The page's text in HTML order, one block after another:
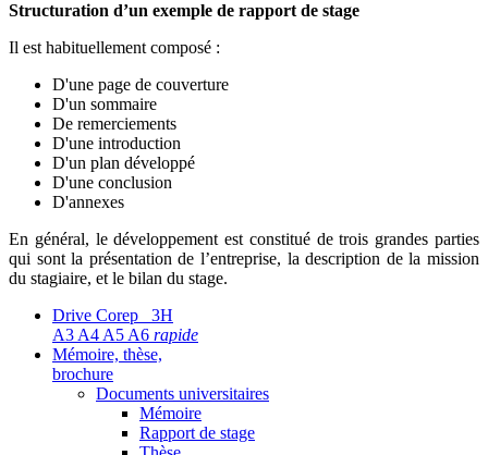
Structuration d’un exemple de rapport de stage
Il est habituellement composé :
D'une page de couverture
D'un sommaire
De remerciements
D'une introduction
D'un plan développé
D'une conclusion
D'annexes
En général, le développement est constitué de trois grandes parties
qui sont la présentation de l’entreprise, la description de la mission
du stagiaire, et le bilan du stage.
Drive Corep 3H
A3 A4 A5 A6 rapide
Mémoire, thèse,
brochure
Documents universitaires
Mémoire
Rapport de stage